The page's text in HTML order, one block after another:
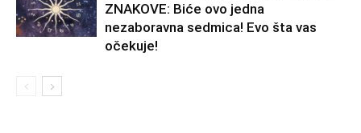
ZNAKOVE: Biće ovo jedna
nezaboravna sedmica! Evo šta vas
očekuje!